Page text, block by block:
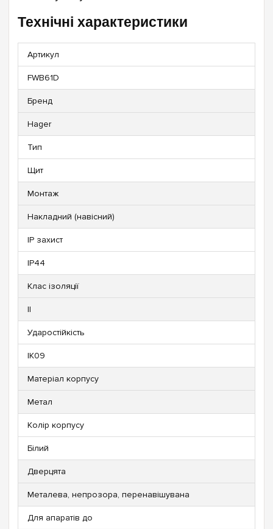
Технічні характеристики
Артикул
FWB61D
Бренд
Hager
Тип
Щит
Монтаж
Накладний (навісний)
IP захист
IP44
Клас ізоляції
II
Ударостійкість
IK09
Матеріал корпусу
Метал
Колір корпусу
Білий
Дверцята
Металева, непрозора, перенавішувана
Для апаратів до